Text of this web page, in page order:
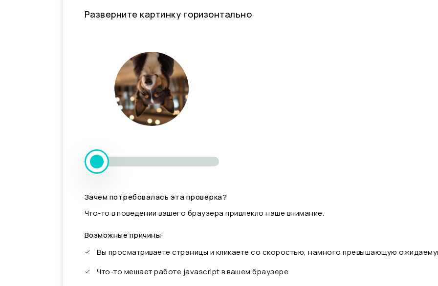
Разверните картинку горизонтально
Зачем потребовалась эта проверка?
Что-то в поведении вашего браузера привлекло наше внимание.
Возможные причины:
Вы просматриваете страницы и кликаете со скоростью, намного превышающую
Что-то мешает работе javascript в вашем браузере